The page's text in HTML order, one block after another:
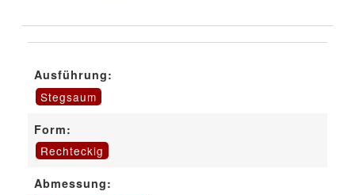
Ausführung:
Stegsaum
Form:
Rechteckig
Abmessung: